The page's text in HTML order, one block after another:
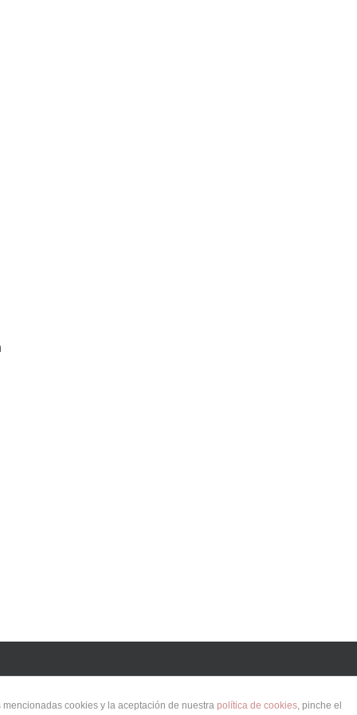
cookies y la aceptación de nuestra política de cookies, pinche el